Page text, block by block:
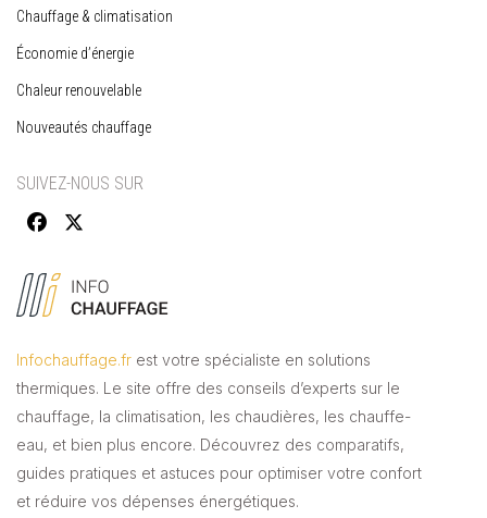
Infochauffage.fr est votre spécialiste en solutions
thermiques. Le site offre des conseils d’experts sur le
chauffage, la climatisation, les chaudières, les chauffe-
eau, et bien plus encore. Découvrez des comparatifs,
guides pratiques et astuces pour optimiser votre confort
et réduire vos dépenses énergétiques.
Chauffage & climatisation
Économie d’énergie
Chaleur renouvelable
Nouveautés chauffage
SUIVEZ-NOUS SUR